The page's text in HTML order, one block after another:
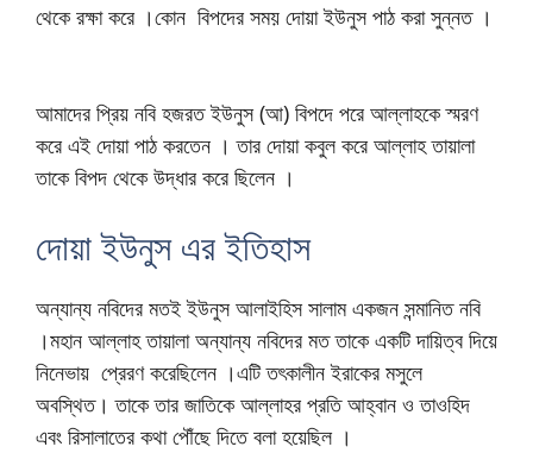
থেকে রক্ষা করে ।কোন বিপদের সময় দোয়া ইউনুস পাঠ করা সুন্নত ।
আমাদের প্রিয় নবি হজরত ইউনুস (আ) বিপদে পরে আল্লাহকে স্মরণ
করে এই দোয়া পাঠ করতেন । তার দোয়া কবুল করে আল্লাহ তায়ালা
তাকে বিপদ থেকে উদ্ধার করে ছিলেন ।
দোয়া ইউনুস এর ইতিহাস
অন্যান্য নবিদের মতই ইউনুস আলাইহিস সালাম একজন সন্মানিত নবি
।মহান আল্লাহ তায়ালা অন্যান্য নবিদের মত তাকে একটি দায়িত্ব দিয়ে
নিনেভায় প্রেরণ করেছিলেন ।এটি তৎকালীন ইরাকের মসুলে
অবস্থিত। তাকে তার জাতিকে আল্লাহর প্রতি আহ্বান ও তাওহিদ
এবং রিসালাতের কথা পৌঁছে দিতে বলা হয়েছিল ।